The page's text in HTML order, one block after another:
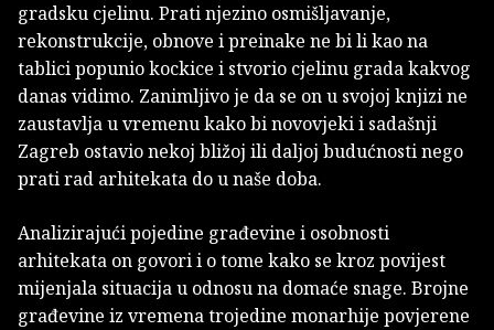
gradsku cjelinu. Prati njezino osmišljavanje,
rekonstrukcije, obnove i preinake ne bi li kao na
tablici popunio kockice i stvorio cjelinu grada kakvog
danas vidimo. Zanimljivo je da se on u svojoj knjizi ne
zaustavlja u vremenu kako bi novovjeki i sadašnji
Zagreb ostavio nekoj bližoj ili daljoj budućnosti nego
prati rad arhitekata do u naše doba.
Analizirajući pojedine građevine i osobnosti
arhitekata on govori i o tome kako se kroz povijest
mijenjala situacija u odnosu na domaće snage. Brojne
građevine iz vremena trojedine monarhije povjerene